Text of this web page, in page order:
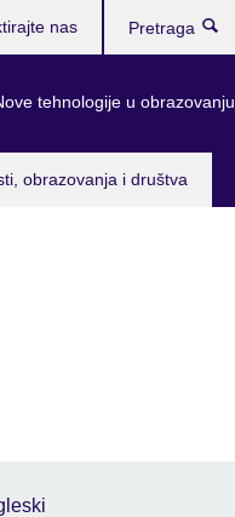
obrazovanja i društva
tehnologije u obrazovanju
nas